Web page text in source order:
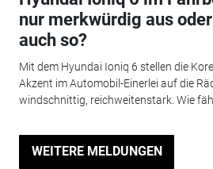
nur merkwürdig aus
auch so?
Mit dem Hyundai Ioniq 6 stellen die
Akzent im Automobil-Einerlei auf die
windschnittig, reichweitenstark. Wie
WEITERE MELDUNGEN